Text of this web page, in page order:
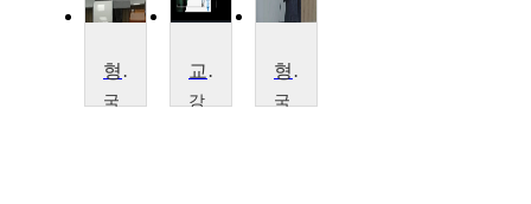
형법의 이해
국
교육과미래융합
강
형사법특강
국